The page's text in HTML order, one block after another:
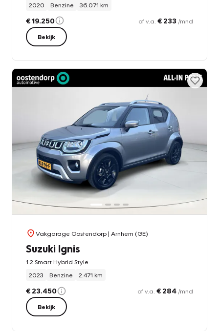
2020
Benzine 36.071 km
€ 19.250 of v.a. € 233 /mnd
Bekijk
Vakgarage Oostendorp| Arnhem (GE)
Suzuki Ignis
1.2 Smart Hybrid Style
2023
Benzine 2.471 km
€ 23.450 of v.a. € 284 /mnd
Bekijk